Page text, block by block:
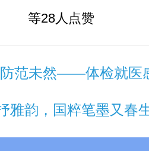
等28人点赞
范未然——体检就医
国粹笔墨又春生—品朱春生先生